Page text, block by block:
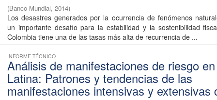
(Banco Mundial, 2014)
Los desastres generados por la ocurrencia de fenómenos
un importante desafío para la estabilidad y la sostenibilidad
Colombia tiene una de las tasas más alta de recurrencia de ...
INFORME TÉCNICO
Análisis de manifestaciones de riesgo
Latina: Patrones y tendencias de las
manifestaciones intensivas y extensivas